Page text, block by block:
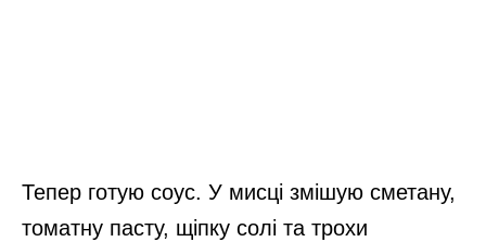
Тепер готую соус. У мисці змішую сметану,
томатну пасту, щіпку солі та трохи